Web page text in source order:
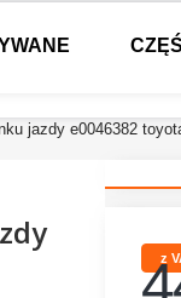
jazdy e0046382
z